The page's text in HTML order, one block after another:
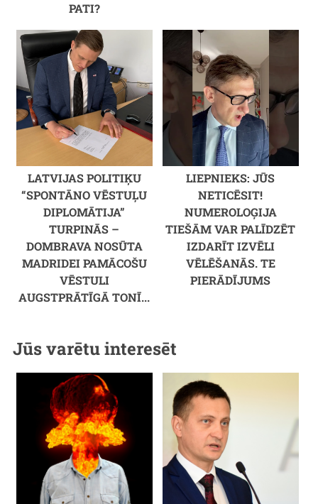
PATI?
LATVIJAS POLITIĶU
“SPONTĀNO VĒSTUĻU
DIPLOMĀTIJA”
TURPINĀS –
DOMBRAVA NOSŪTA
MADRIDEI PAMĀCOŠU
VĒSTULI
AUGSTPRĀTĪGĀ TONĪ...
LIEPNIEKS: JŪS
NETICĒSIT!
NUMEROLOĢIJA
TIEŠĀM VAR PALĪDZĒT
IZDARĪT IZVĒLI
VĒLĒŠANĀS. TE
PIERĀDĪJUMS
Jūs varētu interesēt